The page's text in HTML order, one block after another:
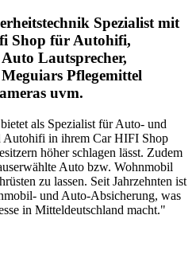
Spezialist mit
Shop für Autohifi,
Lautsprecher,
Pflegemittel
uvm.
als Spezialist für Auto- und
Autohifi in ihrem Car HIFI Shop
höher schlagen lässt. Zudem
Auto bzw. Wohnmobil
zu lassen. Seit Jahrzehnten ist
und Auto-Absicherung, was
in Mitteldeutschland macht."